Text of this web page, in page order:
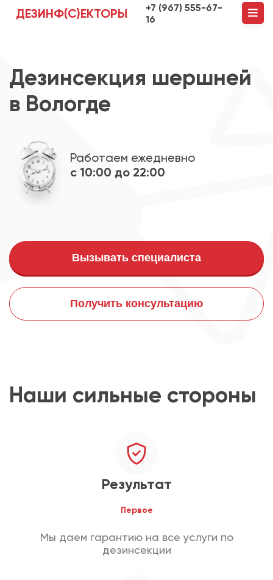
ДЕЗИНФ(С)ЕКТОРЫ
+7 (967) 555-67-
16
Дезинсекция шершней
в Вологде
Работаем ежедневно
с 10:00 до 22:00
Вызывать специалиста
Получить консультацию
Наши сильные стороны
Результат
Первое
Мы даем гарантию на все услуги по
дезинсекции